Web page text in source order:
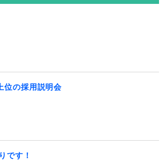
位の採用説明会
です！